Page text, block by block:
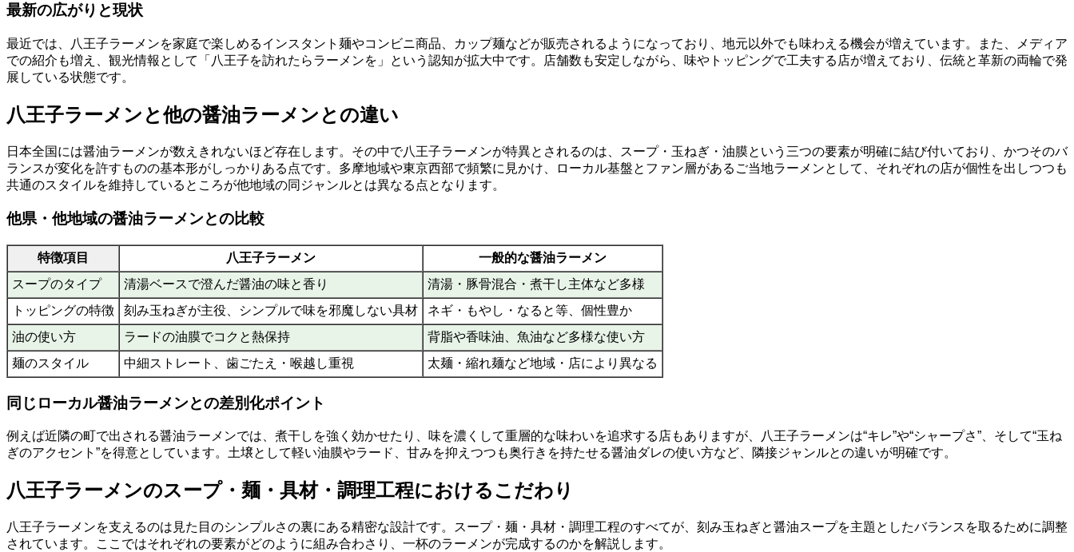
最新の広がりと現状
最近では、八王子ラーメンを家庭で楽しめるインスタント麺やコンビニ商品、カップ麺などが販売されるようになっており、地元以外でも味わえる機会が増えています。また、メディア
での紹介も増え、観光情報として「八王子を訪れたらラーメンを」という認知が拡大中です。店舗数も安定しながら、味やトッピングで工夫する店が増えており、伝統と革新の両輪で発
展している状態です。
八王子ラーメンと他の醤油ラーメンとの違い
日本全国には醤油ラーメンが数えきれないほど存在します。その中で八王子ラーメンが特異とされるのは、スープ・玉ねぎ・油膜という三つの要素が明確に結び付いており、かつそのバ
ランスが変化を許すものの基本形がしっかりある点です。多摩地域や東京西部で頻繁に見かけ、ローカル基盤とファン層があるご当地ラーメンとして、それぞれの店が個性を出しつつも
共通のスタイルを維持しているところが他地域の同ジャンルとは異なる点となります。
他県・他地域の醤油ラーメンとの比較
特徴項目 八王子ラーメン
一般的な醤油ラーメン
スープのタイプ
清湯ベースで澄んだ醤油の味と香り
清湯・豚骨混合・煮干し主体など多様
トッピングの特徴
刻み玉ねぎが主役、シンプルで味を邪魔しない具材
ネギ・もやし・なると等、個性豊か
油の使い方
ラードの油膜でコクと熱保持
背脂や香味油、魚油など多様な使い方
麺のスタイル
中細ストレート、歯ごたえ・喉越し重視 太麺・縮れ麺など地域・店により異なる
同じローカル醤油ラーメンとの差別化ポイント
例えば近隣の町で出される醤油ラーメンでは、煮干しを強く効かせたり、味を濃くして重層的な味わいを追求する店もありますが、八王子ラーメンは“キレ”や“シャープさ”、そして“玉ね
ぎのアクセント”を得意としています。土壌として軽い油膜やラード、甘みを抑えつつも奥行きを持たせる醤油ダレの使い方など、隣接ジャンルとの違いが明確です。
八王子ラーメンのスープ・麺・具材・調理工程におけるこだわり
八王子ラーメンを支えるのは見た目のシンプルさの裏にある精密な設計です。スープ・麺・具材・調理工程のすべてが、刻み玉ねぎと醤油スープを主題としたバランスを取るために調整
されています。ここではそれぞれの要素がどのように組み合わさり、一杯のラーメンが完成するのかを解説します。